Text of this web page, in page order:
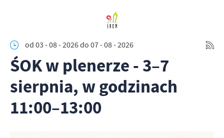
od 03 - 08 - 2026do 07 - 08 - 2026
ŚOK w plenerze - 3–7
sierpnia, w godzinach
11:00–13:00